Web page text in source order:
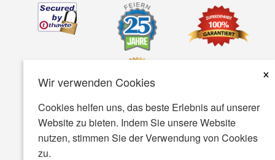
Wir verwenden Cookies
×
Cookies helfen uns, das beste Erlebnis auf unserer
Website zu bieten. Indem Sie unsere Website
nutzen, stimmen Sie der Verwendung von Cookies
zu.© Copyright 2001-2026 BIOVEA. Alle rechte vorbehalten